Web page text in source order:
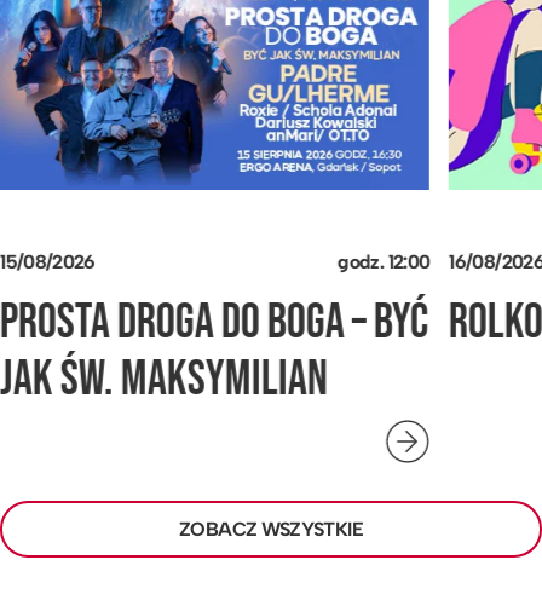
15/08/2026 godz.12:00
PROSTA DROGA DO BOGA – BYĆ
JAK ŚW. MAKSYMILIAN
16/08/
ZOBACZ WSZYSTKIE